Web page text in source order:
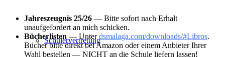
Schülervertretung
Jahreszeugnis 25/26 — Bitte sofort nach Erhalt
unaufgefordert an mich schicken.
Bücherlisten — Unterdsmalaga.com/downloads/#Libros.
Bücher bitte direkt bei Amazon oder einem Anbieter Ihrer
Wahl bestellen — NICHT an die Schule liefern lassen!